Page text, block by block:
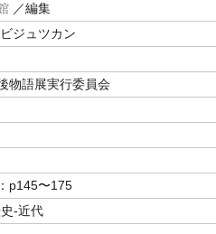
／編集
ジュツカン
物語展実行委員会
p145〜175
-近代